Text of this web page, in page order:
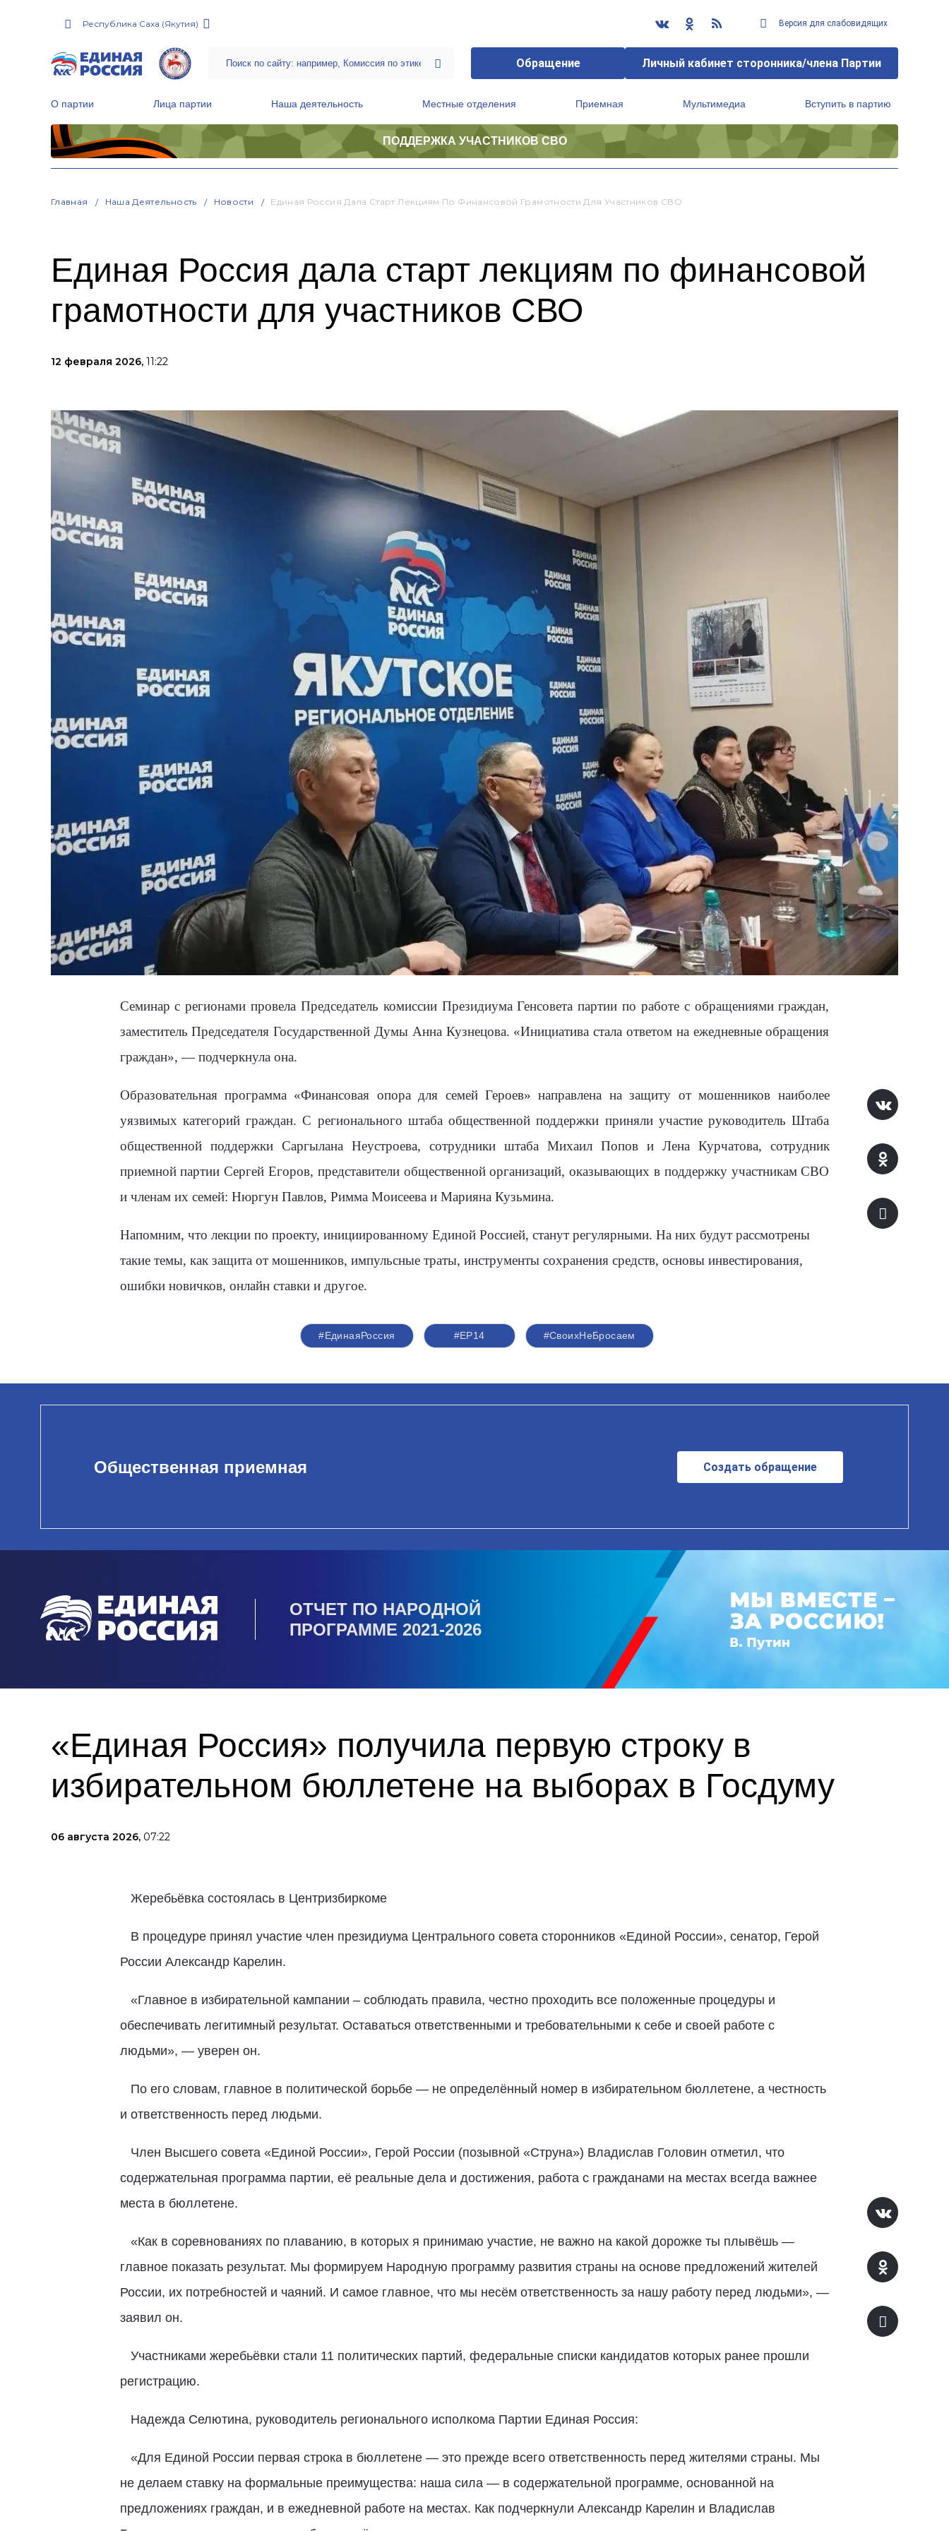
Республика Саха (Якутия) Версия для слабовидящих
Обращение Личный кабинет сторонника/члена Партии
О партии Лица партии Наша деятельность Местные отделения Приемная Мультимедиа Вступить в партию
ПОДДЕРЖКА УЧАСТНИКОВ СВО
Главная Наша Деятельность Новости Единая Россия Дала Старт Лекциям По Финансовой Грамотности Для Участников СВО
Единая Россия дала старт лекциям по финансовой
грамотности для участников СВО
12 февраля 2026, 11:22
Семинар с регионами провела Председатель комиссии Президиума Генсовета партии по работе с обращениями граждан,
заместитель Председателя Государственной Думы Анна Кузнецова. «Инициатива стала ответом на ежедневные обращения
граждан», — подчеркнула она.
Образовательная программа «Финансовая опора для семей Героев» направлена на защиту от мошенников наиболее
уязвимых категорий граждан. С регионального штаба общественной поддержки приняли участие руководитель Штаба
общественной поддержки Саргылана Неустроева, сотрудники штаба Михаил Попов и Лена Курчатова, сотрудник
приемной партии Сергей Егоров, представители общественной организаций, оказывающих в поддержку участникам СВО
и членам их семей: Нюргун Павлов, Римма Моисеева и Марияна Кузьмина.
Напомним, что лекции по проекту, инициированному Единой Россией, станут регулярными. На них будут рассмотрены
такие темы, как защита от мошенников, импульсные траты, инструменты сохранения средств, основы инвестирования,
ошибки новичков, онлайн ставки и другое.
#ЕдинаяРоссия #ЕР14 #СвоихНеБросаем
Общественная приемная Создать обращение
ОТЧЕТ ПО НАРОДНОЙ
ПРОГРАММЕ 2021-2026
«Единая Россия» получила первую строку в
избирательном бюллетене на выборах в Госдуму
06 августа 2026, 07:22
Жеребьёвка состоялась в Центризбиркоме
В процедуре принял участие член президиума Центрального совета сторонников «Единой России», сенатор, Герой
России Александр Карелин.
«Главное в избирательной кампании – соблюдать правила, честно проходить все положенные процедуры и
обеспечивать легитимный результат. Оставаться ответственными и требовательными к себе и своей работе с
людьми», — уверен он.
По его словам, главное в политической борьбе — не определённый номер в избирательном бюллетене, а честность
и ответственность перед людьми.
Член Высшего совета «Единой России», Герой России (позывной «Струна») Владислав Головин отметил, что
содержательная программа партии, её реальные дела и достижения, работа с гражданами на местах всегда важнее
места в бюллетене.
«Как в соревнованиях по плаванию, в которых я принимаю участие, не важно на какой дорожке ты плывёшь —
главное показать результат. Мы формируем Народную программу развития страны на основе предложений жителей
России, их потребностей и чаяний. И самое главное, что мы несём ответственность за нашу работу перед людьми», —
заявил он.
Участниками жеребьёвки стали 11 политических партий, федеральные списки кандидатов которых ранее прошли
регистрацию.
Надежда Селютина, руководитель регионального исполкома Партии Единая Россия:
«Для Единой России первая строка в бюллетене — это прежде всего ответственность перед жителями страны. Мы
не делаем ставку на формальные преимущества: наша сила — в содержательной программе, основанной на
предложениях граждан, и в ежедневной работе на местах. Как подчеркнули Александр Карелин и Владислав